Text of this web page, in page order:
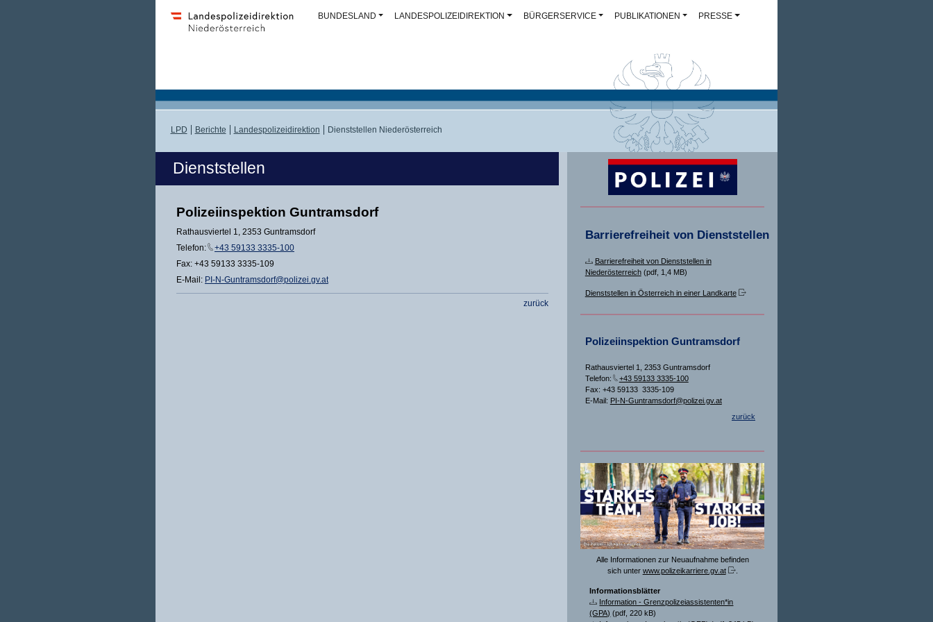
BUNDESLAND LANDESPOLIZEIDIREKTION BÜRGERSERVICE PUBLIKATIONEN PRESSE
LPD Berichte Landespolizeidirektion Dienststellen Niederösterreich
Dienststellen
Polizeiinspektion Guntramsdorf
Rathausviertel 1, 2353 Guntramsdorf
Telefon:
+43 59133 3335-100
Fax: +43 59133 3335-109
E-Mail: PI-N-Guntramsdorf@polizei.gv.at
zurück
Barrierefreiheit von Dienststellen
Barrierefreiheit von Dienststellen in
Niederösterreich(pdf, 1,4 MB)
Dienststellen in Österreich in einer Landkarte
Polizeiinspektion Guntramsdorf
Rathausviertel 1, 2353 Guntramsdorf
Telefon:
+43 59133 3335-100
Fax: +43 59133 3335-109
E-Mail: PI-N-Guntramsdorf@polizei.gv.at
zurück
Alle Informationen zur Neuaufnahme befinden
sich unter www.polizeikarriere.gv.at .
Informationsblätter
Information - Grenzpolizeiassistenten*in
(GPA) (pdf, 220 kB)